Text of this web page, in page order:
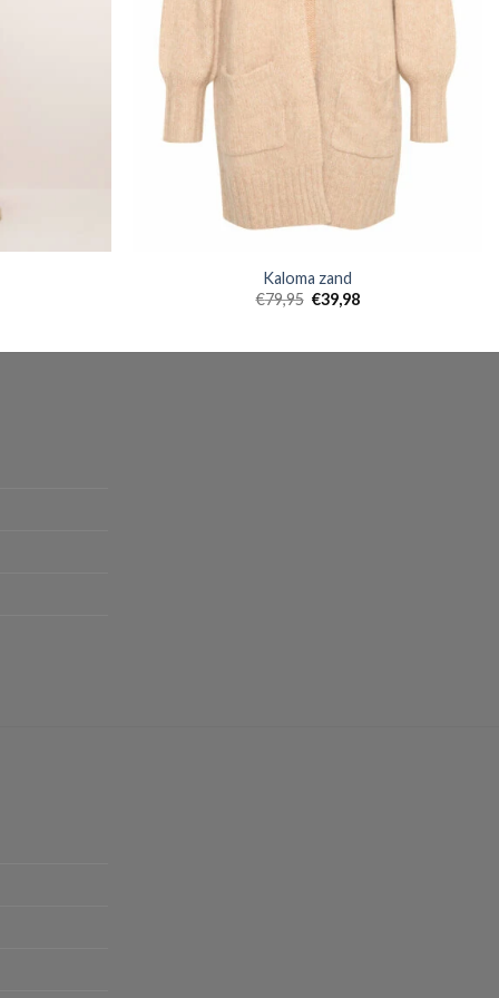
Kaloma zand
€79,95 €39,98